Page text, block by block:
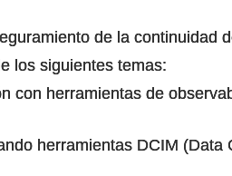
de la continuidad
los siguientes temas:
con herramientas de
herramientas DCIM